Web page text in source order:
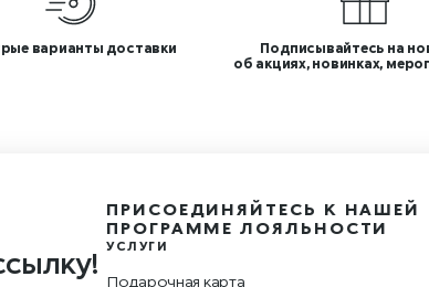
варианты доставки
Подписывайтесь на
об акциях, новинках,
ПРИСОЕДИНЯЙТЕСЬ К НАШЕЙ
ПРОГРАММЕ ЛОЯЛЬНОСТИ
УСЛУГИ
Подарочная карта